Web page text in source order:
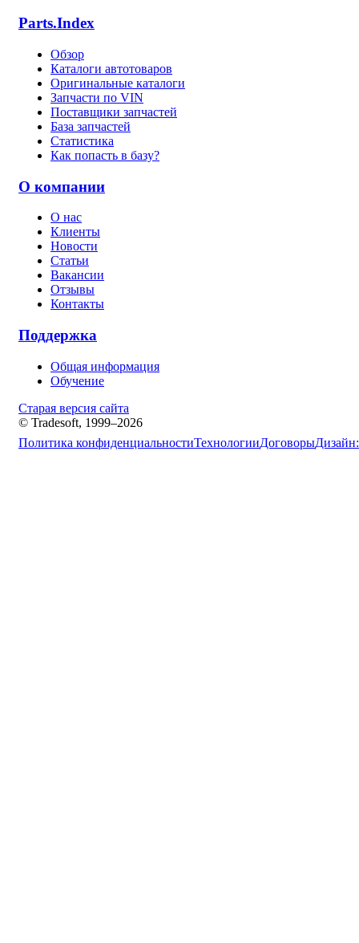
Parts.Index
Обзор
Каталоги автотоваров
Оригинальные каталоги
Запчасти по VIN
Поставщики запчастей
База запчастей
Статистика
Как попасть в базу?
О компании
О нас
Клиенты
Новости
Статьи
Вакансии
Отзывы
Контакты
Поддержка
Общая информация
Обучение
Старая версия сайта
© Tradesoft, 1999–2026
Политика конфиденциальностиТехнологииДоговорыДизайн: